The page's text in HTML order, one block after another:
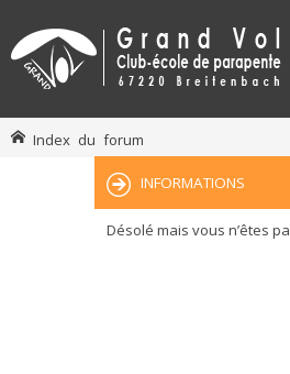
Index du forum
INFORMATIONS
Désolé mais vous n’êtes